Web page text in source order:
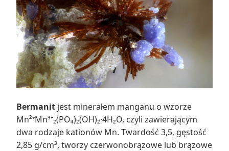
Bermanit jest minerałem manganu o wzorze
Mn²⁺Mn³⁺₂(PO₄)₂(OH)₂·4H₂O, czyli zawierającym
dwa rodzaje kationów Mn. Twardość 3,5, gęstość
2,85 g/cm³, tworzy czerwonobrązowe lub brązowe